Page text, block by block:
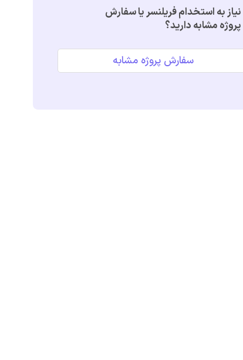
نیاز به استخدام فریلنسر یا سفارش
پروژه مشابه دارید؟
سفارش پروژه مشابه